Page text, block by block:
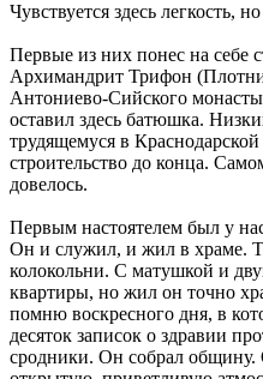
Чувствуется здесь легкость,
Первые из них понес на себе
Архимандрит Трифон
Антониево-Сийского
оставил здесь батюшка.
трудящемуся в
строительство до конца.
довелось.
Первым настоятелем был у
Он и служил, и жил в храме.
колокольни. С матушкой и
квартиры, но жил он точно
помню воскресного дня, в
десяток записок о здравии
сродники. Он собрал